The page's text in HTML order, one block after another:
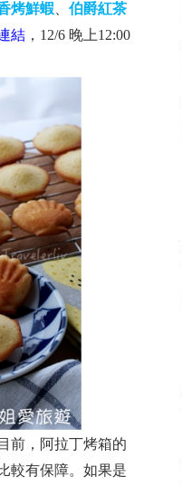
烤鮮蝦
伯爵紅茶
結 ， 12/6 晚上12:00
目前，阿拉丁烤箱的
較有保障。如果是